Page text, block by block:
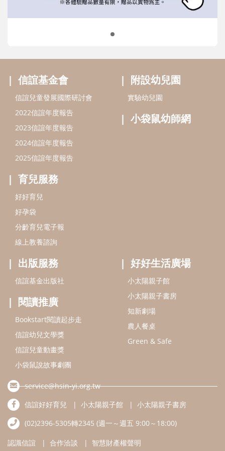
信誼基金會
信誼兒童發展國際研討會
2022信誼年度報告
2023信誼年度報告
2024信誼年度報告
2025信誼年度報告
育兒服務
好好育兒
好孕袋
分齡育兒電子報
線上教養諮詢
出版服務
信誼基金出版社
閱讀推廣
Bookstart閱讀起步走
信誼兒童動畫獎
知新劇場
農人餐桌
Green & Safe